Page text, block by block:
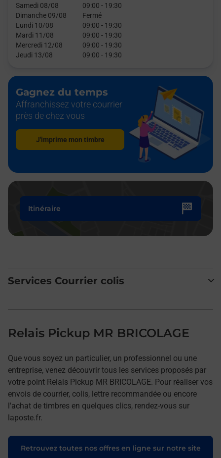
Samedi 08/08
09:00 - 19:30
Dimanche 09/08
Fermé
Lundi 10/08
09:00 - 19:30
Mardi 11/08
09:00 - 19:30
Mercredi 12/08
09:00 - 19:30
Jeudi 13/08
09:00 - 19:30
Gagnez du temps
Affranchissez votre courrier
près de chez vous
J'imprime mon timbre
Itinéraire
Services Courrier colis
Relais Pickup MR BRICOLAGE
Que vous soyez un particulier, un professionnel ou une
entreprise, venez découvrir tous les services proposés par
votre point Relais Pickup MR BRICOLAGE. Pour réaliser vos
envois de courrier, colis, lettre recommandée ou encore
l'achat de timbres en quelques clics, rendez-vous sur
laposte.fr.
Retrouvez toutes nos offres en ligne sur notre site